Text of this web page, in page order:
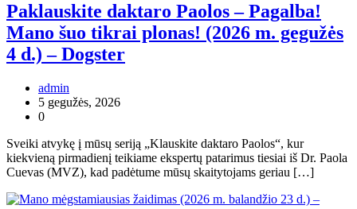
Paklauskite daktaro Paolos – Pagalba!
Mano šuo tikrai plonas! (2026 m. gegužės
4 d.) – Dogster
admin
5 gegužės, 2026
0
Sveiki atvykę į mūsų seriją „Klauskite daktaro Paolos“, kur
kiekvieną pirmadienį teikiame ekspertų patarimus tiesiai iš Dr. Paola
Cuevas (MVZ), kad padėtume mūsų skaitytojams geriau […]